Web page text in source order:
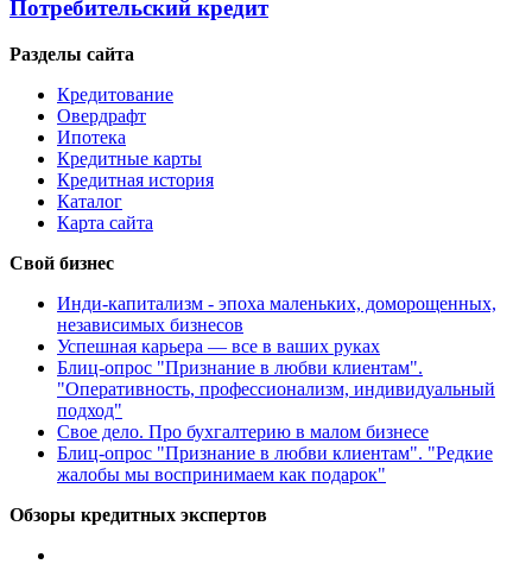
Потребительский кредит
Разделы сайта
Кредитование
Овердрафт
Ипотека
Кредитные карты
Кредитная история
Каталог
Карта сайта
Свой бизнес
Инди-капитализм - эпоха маленьких, доморощенных,
независимых бизнесов
Успешная карьера — все в ваших руках
Блиц-опрос "Признание в любви клиентам".
"Оперативность, профессионализм, индивидуальный
подход"
Свое дело. Про бухгалтерию в малом бизнесе
Блиц-опрос "Признание в любви клиентам". "Редкие
жалобы мы воспринимаем как подарок"
Обзоры кредитных экспертов